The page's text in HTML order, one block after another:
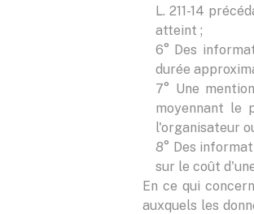
L. 211-14
atteint ;
6° Des
durée
7° Une
moyennant le
l'organisateur
8° Des
sur le coût
En ce qui
auxquels les